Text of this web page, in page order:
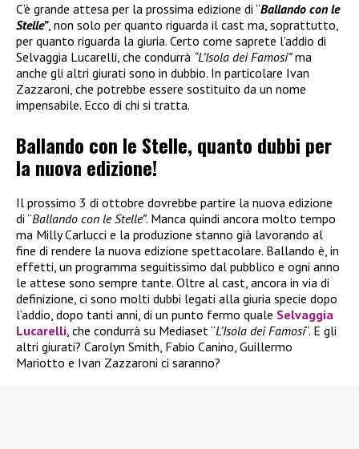
C’è grande attesa per la prossima edizione di “Ballando con le
Stelle”, non solo per quanto riguarda il cast ma, soprattutto,
per quanto riguarda la giuria. Certo come saprete l’addio di
Selvaggia Lucarelli, che condurrà “L’Isola dei Famosi”ma
anche gli altri giurati sono in dubbio. In particolare Ivan
Zazzaroni, che potrebbe essere sostituito da un nome
impensabile. Ecco di chi si tratta.
Ballando con le Stelle, quanto dubbi per
la nuova edizione!
Il prossimo 3 di ottobre dovrebbe partire la nuova edizione
di “Ballando con le Stelle”. Manca quindi ancora molto tempo
ma Milly Carlucci e la produzione stanno già lavorando al
fine di rendere la nuova edizione spettacolare. Ballando è, in
effetti, un programma seguitissimo dal pubblico e ogni anno
le attese sono sempre tante. Oltre al cast, ancora in via di
definizione, ci sono molti dubbi legati alla giuria specie dopo
l’addio, dopo tanti anni, di un punto fermo quale Selvaggia
Lucarelli, che condurrà su Mediaset “L’Isola dei Famosi“. E gli
altri giurati? Carolyn Smith, Fabio Canino, Guillermo
Mariotto e Ivan Zazzaroni ci saranno?